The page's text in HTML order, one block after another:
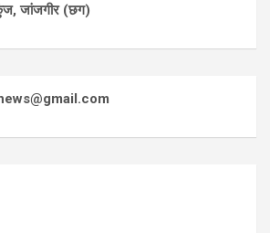
कुंज, जांजगीर (छग)